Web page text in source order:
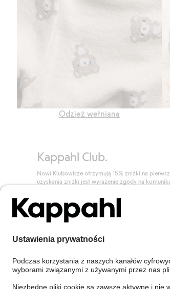
Odzież wełniana
Kappahl Club.
Nowi Klubowicze otrzymują 15% zniżki na
uzyskania zniżki jest wyrażenie zgody na
Dołącz do Klubu!